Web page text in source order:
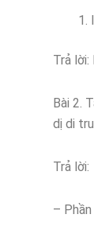
Trả lời:
Bài 2.
dị di
Trả lời:
–